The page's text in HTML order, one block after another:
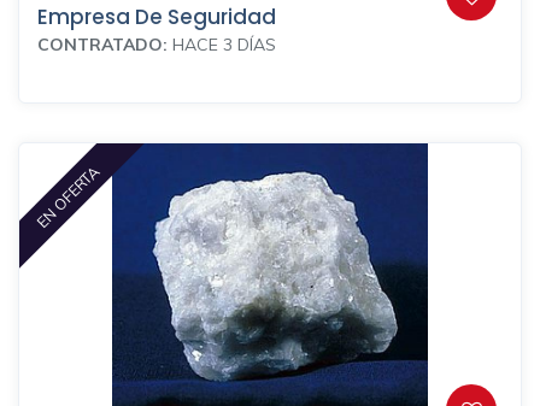
Empresa De Seguridad
CONTRATADO: HACE 3 DÍAS
EN OFERTA